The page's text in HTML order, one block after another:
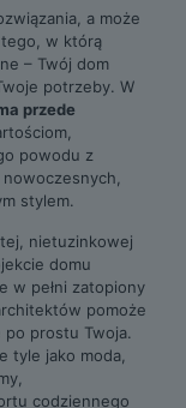
a może
w którą
– Twój dom
potrzeby. W
przede
powodu z
stylem.
nietuzinkowej
domu
w pełni zatopiony
pomoże
prostu Twoja.
tyle jako moda,
codziennego